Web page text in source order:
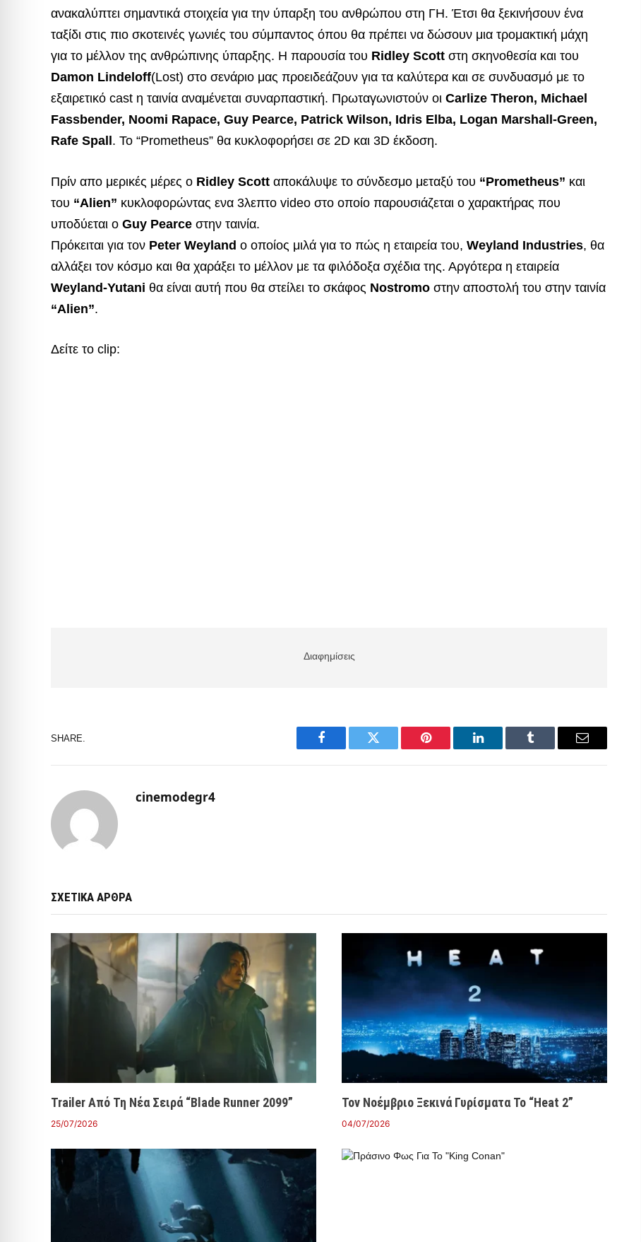
ανακαλύπτει σημαντικά στοιχεία για την ύπαρξη του ανθρώπου στη ΓΗ. Έτσι θα ξεκινήσουν ένα
ταξίδι στις πιο σκοτεινές γωνιές του σύμπαντος όπου θα πρέπει να δώσουν μια τρομακτική μάχη
για το μέλλον της ανθρώπινης ύπαρξης. Η παρουσία του Ridley Scott στη σκηνοθεσία και του
Damon Lindeloff(Lost) στο σενάριο μας προειδεάζουν για τα καλύτερα και σε συνδυασμό με το
εξαιρετικό cast η ταινία αναμένεται συναρπαστική. Πρωταγωνιστούν οι Carlize Theron, Michael
Fassbender, Noomi Rapace, Guy Pearce, Patrick Wilson, Idris Elba, Logan Marshall-Green,
Rafe Spall . Το “Prometheus” θα κυκλοφορήσει σε 2D και 3D έκδοση.
Πρίν απο μερικές μέρες ο Ridley Scott αποκάλυψε το σύνδεσμο μεταξύ του “Prometheus” και
του “Alien” κυκλοφορώντας ενα 3λεπτο video στο οποίο παρουσιάζεται ο χαρακτήρας που
υποδύεται ο Guy Pearce στην ταινία.
Πρόκειται για τον Peter Weyland ο οποίος μιλά για το πώς η εταιρεία του, Weyland Industries, θα
αλλάξει τον κόσμο και θα χαράξει το μέλλον με τα φιλόδοξα σχέδια της. Αργότερα η εταιρεία
Weyland-Yutani θα είναι αυτή που θα στείλει το σκάφος Nostromo στην αποστολή του στην ταινία
“Alien”.
Δείτε το clip:
Διαφημίσεις
SHARE.
Facebook Twitter Pinterest LinkedIn Tumblr Email
cinemodegr4
ΣΧΕΤΙΚΑ ΑΡΘΡΑ
Trailer Από Τη Νέα Σειρά “Blade Runner 2099”
25/07/2026
Τον Νοέμβριο Ξεκινά Γυρίσματα Το “Heat 2”
04/07/2026